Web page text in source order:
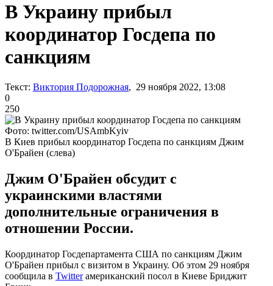
В Украину прибыл
координатор Госдепа по
санкциям
Текст: Виктория Подорожная, 29 ноября 2022, 13:08
0
250
Фото: twitter.com/USAmbKyiv
В Киев прибыл координатор Госдепа по санкциям Джим
О'Брайен (слева)
Джим О'Брайен обсудит с
украинскими властями
дополнительные ограничения в
отношении России.
Координатор Госдепартамента США по санкциям Джим
О'Брайен прибыл с визитом в Украину. Об этом 29 ноября
сообщила в Twitterамериканский посол в Киеве Бриджит